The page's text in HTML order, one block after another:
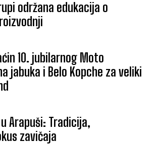
održana edukacija o
10. jubilarnog Moto
jabuka i Belo Kopche za veliki
Arapuši: Tradicija,
zavičaja